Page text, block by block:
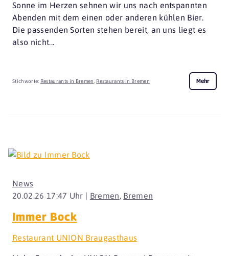
Sonne im Herzen sehnen wir uns nach entspannten
Abenden mit dem einen oder anderen kühlen Bier.
Die passenden Sorten stehen bereit, an uns liegt es
also nicht...
Stichworte: Restaurants in Bremen, Restaurants in Bremen Mehr
20.02.26 17:47 Uhr | Bremen, Bremen
News
Immer Bock
Restaurant UNION Braugasthaus